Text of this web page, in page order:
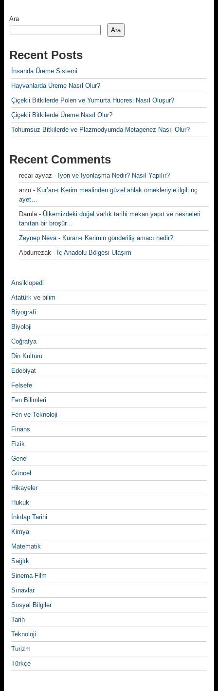
Ara
Ara
Recent Posts
İnsanda Üreme Sistemi
Hayvanlarda Üreme Nasıl Olur?
Çiçekli Bitkilerde Polen ve Yumurta Hücresi Nasıl Oluşur?
Çiçekli Bitkilerde Üreme Nasıl Olur?
Tohumsuz Bitkilerde ve Plazmodyumda Metagenez Nasıl Olur?
Recent Comments
recaı ayvaz - İyon ve İyonlaşma Nedir? Nasıl Yapılır?
arzu - Kur’an-ı Kerim mealinden güzel ahlak örnekleriyle ilgili üç
ayet…
Damla- Ülkemizdeki doğal varlık tarihi mekan yapıt ve nesneleri
tanıtan bir broşür…
Zeynep Neva- Kuran-ı Kerimin gönderiliş amacı nedir?
Abdurrezak - İç Anadolu Bölgesi Ulaşım
Ansiklopedi
Atatürk ve bilim
Biyografi
Biyoloji
Coğrafya
Din Kültürü
Edebiyat
Felsefe
Fen Bilimleri
Fen ve Teknoloji
Finans
Fizik
Genel
Güncel
Hikayeler
Hukuk
İnkılap Tarihi
Kimya
Matematik
Sağlık
Sinema-Film
Sınavlar
Sosyal Bilgiler
Tarih
Teknoloji
Turizm
Türkçe